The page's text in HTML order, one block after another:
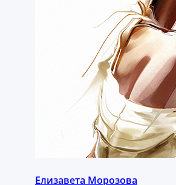
Елизавета Морозова